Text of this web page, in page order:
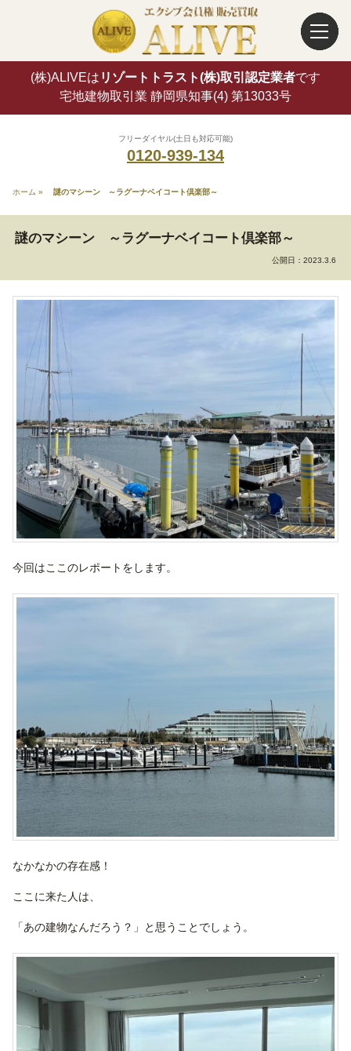
(株)ALIVEは リゾートトラスト(株)取引認定業者です
宅地建物取引業 静岡県知事(4) 第13033号
フリーダイヤル(土日も対応可能)
0120-939-134
ホーム » 謎のマシーン ～ラグーナベイコート倶楽部～
謎のマシーン ～ラグーナベイコート倶楽部～
公開日： 2023.3.6
今回はここのレポートをします。
なかなかの存在感！
ここに来た人は、
「あの建物なんだろう？」と思うことでしょう。